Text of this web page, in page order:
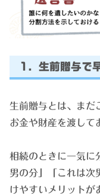
1. 生前贈与で
生前贈与とは、まだ
お金や財産を渡して
相続のときに一気に
男の分」「これは次
けやすいメリットが